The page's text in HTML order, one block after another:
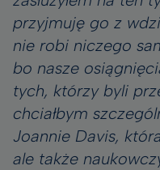
przyjmuję go z
nie robi niczego
bo nasze
tych, którzy byli
chciałbym
Joannie Davis,
ale także